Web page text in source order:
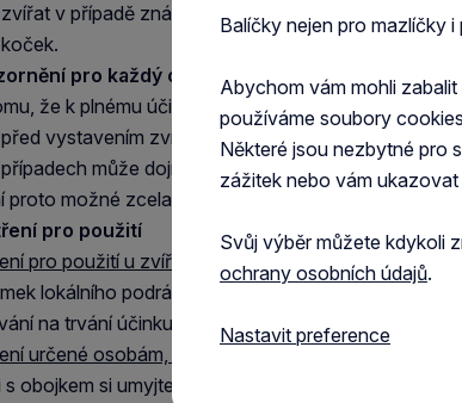
v případě známé přecitlivělosti na pyretroidy.
pro každý cílový druh
že k plnému účinku obojku dochází teprve po
vystavením zvířetě možné infestaci.
může dojít k uchycení klíšťat v době
proto možné zcela vyloučit přenos infekčních
pro použití
pro použití u zvířat
lokálního podráždění obojek sundejte a čekejte
na trvání účinku nebyl zkoumán.
určené osobám, které podávají veterinární léčivý
obojkem si umyjte ruce mýdlem a studenou vodou.
Balíčky nejen pro mazlíčky
Abychom vám mohli
používáme soubory
Některé jsou nezbytné pro
zážitek nebo vám ukazovat
Svůj výběr můžete kdykoli
ochrany osobních údajů.
Nastavit preference